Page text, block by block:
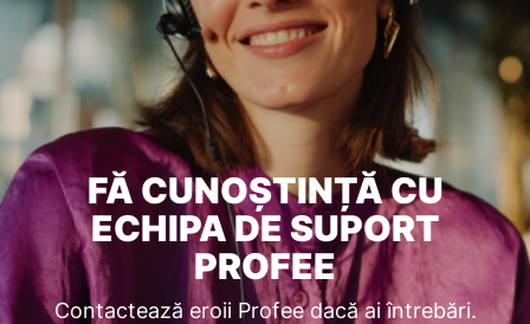
FĂ CUNOȘTINȚĂ CU
ECHIPA DE SUPORT
PROFEE
Contactează eroii Profee dacă ai întrebări.